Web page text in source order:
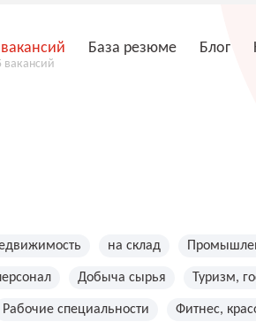
вакансий
База резюме Блог
на склад
Добыча сырья Туризм,
Рабочие специальности Фитнес,